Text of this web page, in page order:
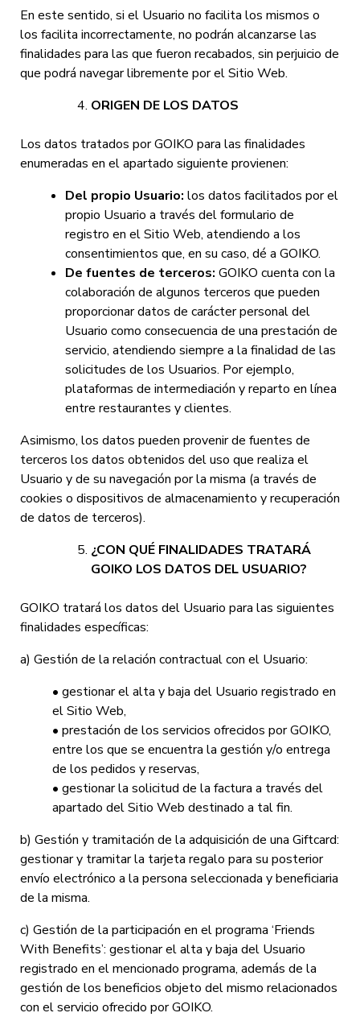
En este sentido, si el Usuario no facilita los mismos o
los facilita incorrectamente, no podrán alcanzarse las
finalidades para las que fueron recabados, sin perjuicio de
que podrá navegar libremente por el Sitio Web.
ORIGEN DE LOS DATOS
Los datos tratados por GOIKO para las finalidades
enumeradas en el apartado siguiente provienen:
Del propio Usuario: los datos facilitados por el
propio Usuario a través del formulario de
registro en el Sitio Web, atendiendo a los
consentimientos que, en su caso, dé a GOIKO.
De fuentes de terceros: GOIKO cuenta con la
colaboración de algunos terceros que pueden
proporcionar datos de carácter personal del
Usuario como consecuencia de una prestación de
servicio, atendiendo siempre a la finalidad de las
solicitudes de los Usuarios. Por ejemplo,
plataformas de intermediación y reparto en línea
entre restaurantes y clientes.
Asimismo, los datos pueden provenir de fuentes de
terceros los datos obtenidos del uso que realiza el
Usuario y de su navegación por la misma (a través de
cookies o dispositivos de almacenamiento y recuperación
de datos de terceros).
¿CON QUÉ FINALIDADES TRATARÁ
GOIKO LOS DATOS DEL USUARIO?
GOIKO tratará los datos del Usuario para las siguientes
finalidades específicas:
a) Gestión de la relación contractual con el Usuario:
• gestionar el alta y baja del Usuario registrado en
el Sitio Web,
• prestación de los servicios ofrecidos por GOIKO,
entre los que se encuentra la gestión y/o entrega
de los pedidos y reservas,
• gestionar la solicitud de la factura a través del
apartado del Sitio Web destinado a tal fin.
b) Gestión y tramitación de la adquisición de una Giftcard:
gestionar y tramitar la tarjeta regalo para su posterior
envío electrónico a la persona seleccionada y beneficiaria
de la misma.
c) Gestión de la participación en el programa ‘Friends
With Benefits’: gestionar el alta y baja del Usuario
registrado en el mencionado programa, además de la
gestión de los beneficios objeto del mismo relacionados
con el servicio ofrecido por GOIKO.